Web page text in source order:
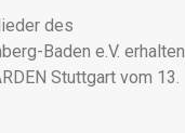
des
Baden e.V. erhalten
Stuttgart vom 13.